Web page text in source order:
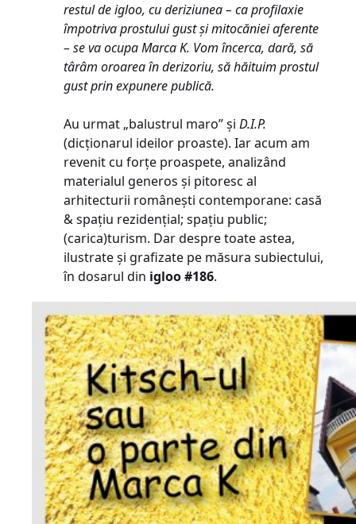
restul de igloo, cu deriziunea – ca profilaxie
împotriva prostului gust și mitocăniei aferente
– se va ocupa Marca K. Vom încerca, dară, să
târâm oroarea în derizoriu, să hăituim prostul
gust prin expunere publică.
Au urmat „balustrul maro” și D.I.P.
(dicționarul ideilor proaste). Iar acum am
revenit cu forțe proaspete, analizând
materialul generos și pitoresc al
arhitecturii românești contemporane: casă
& spațiu rezidențial; spațiu public;
(carica)turism. Dar despre toate astea,
ilustrate și grafizate pe măsura subiectului,
în dosarul din igloo #186.